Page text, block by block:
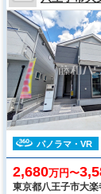
パノラマ・VR
2,680万円〜
東京都八王子市大楽